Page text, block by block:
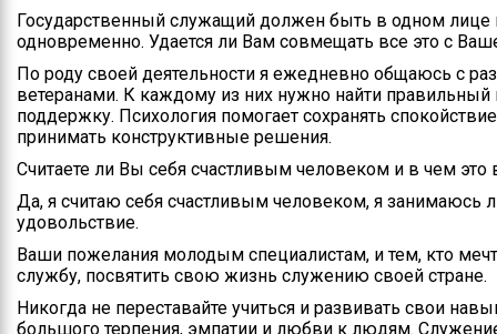
Государственный служащий должен быть в одном лице
одновременно. Удается ли Вам совмещать все это с
По роду своей деятельности я ежедневно общаюсь с
ветеранами. К каждому из них нужно найти
поддержку. Психология помогает сохранять
принимать конструктивные решения.
Считаете ли Вы себя счастливым человеком и в чем это
Да, я считаю себя счастливым человеком, я
удовольствие.
Ваши пожелания молодым специалистам, и тем, кто
службу, посвятить свою жизнь служению своей стране.
Никогда не переставайте учиться и развивать свои
большого терпения, эмпатии и любви к людям.